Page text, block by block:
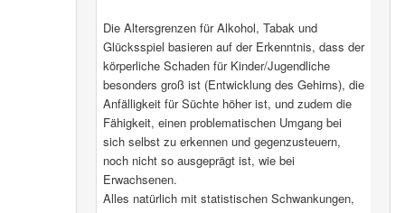
Die Altersgrenzen für Alkohol, Tabak und
Glücksspiel basieren auf der Erkenntnis, dass der
körperliche Schaden für Kinder/Jugendliche
besonders groß ist (Entwicklung des Gehirns), die
Anfälligkeit für Süchte höher ist, und zudem die
Fähigkeit, einen problematischen Umgang bei
sich selbst zu erkennen und gegenzusteuern,
noch nicht so ausgeprägt ist, wie bei
Erwachsenen.
Alles natürlich mit statistischen Schwankungen,